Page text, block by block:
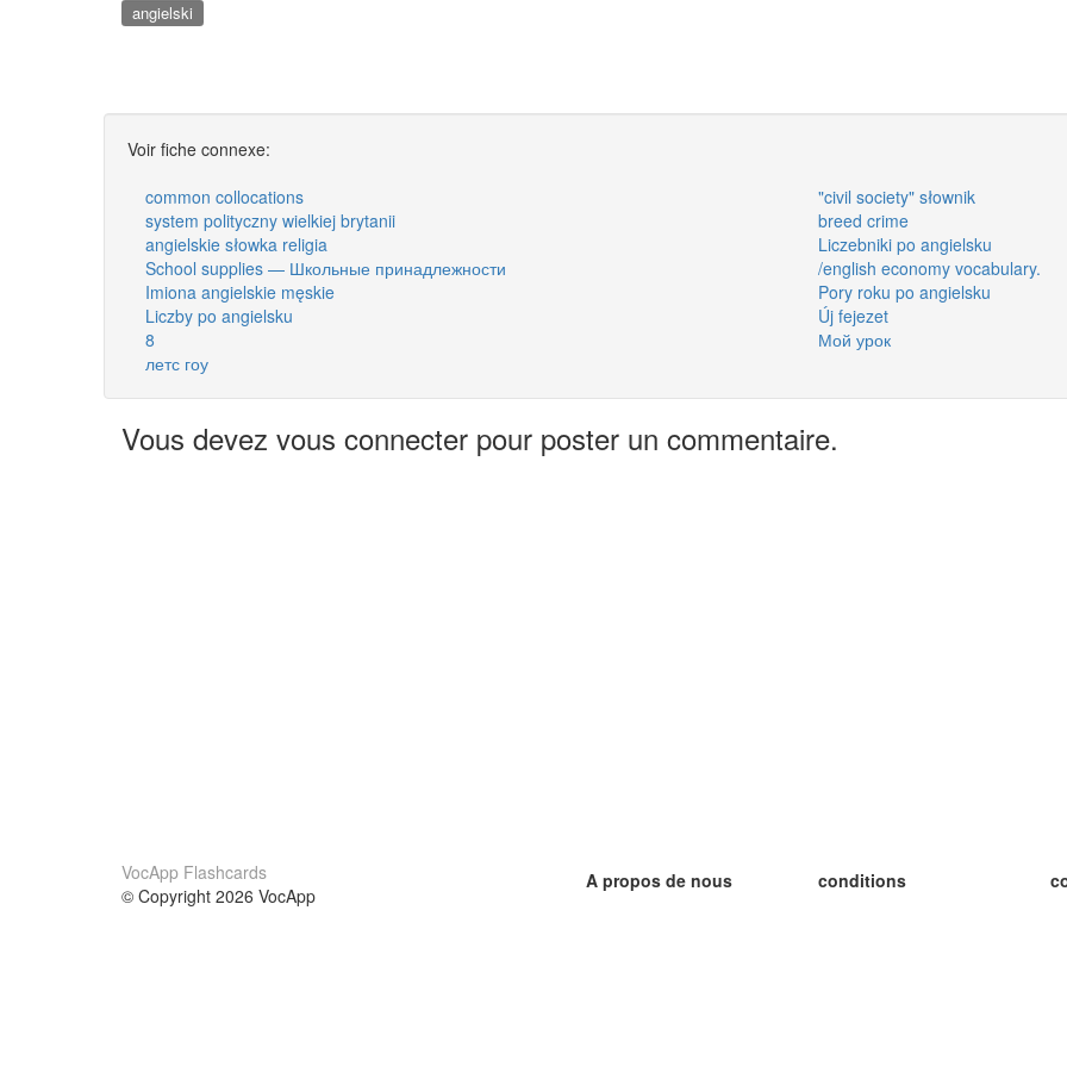
angielski
Voir fiche connexe:
common collocations
"civil society" słownik
system polityczny wielkiej brytanii
breed crime
angielskie słowka religia
Liczebniki po angielsku
School supplies — Школьные принадлежности
/english economy vocabulary.
Imiona angielskie męskie
Pory roku po angielsku
Liczby po angielsku
Új fejezet
8
Мой урок
летс гоу
Vous devez vous connecter pour poster un commentaire.
VocApp Flashcards
© Copyright 2026 VocApp
A propos de nous
conditions